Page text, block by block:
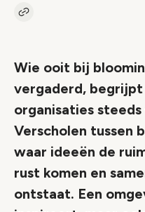
Kopieer link naar artikel
Wie ooit bij
vergaderd,
organisaties
Verscholen tussen
waar ideeën de
rust komen en
ontstaat. Een